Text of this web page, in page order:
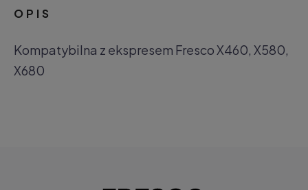
OPIS
Kompatybilna z ekspresem Fresco X460, X580,
X680